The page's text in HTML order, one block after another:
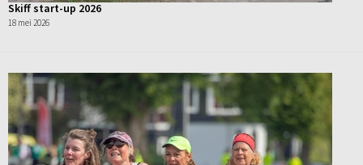
Skiff start-up 2026
18 mei 2026